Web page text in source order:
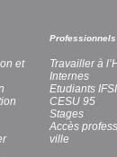
et
Professionnels
Travailler à
Internes
Etudiants
CESU 95
Stages
Accès
ville